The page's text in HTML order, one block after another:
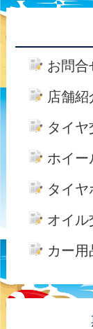
お問合
店舗紹
タイヤ
ホイー
タイ
オイル
カー用